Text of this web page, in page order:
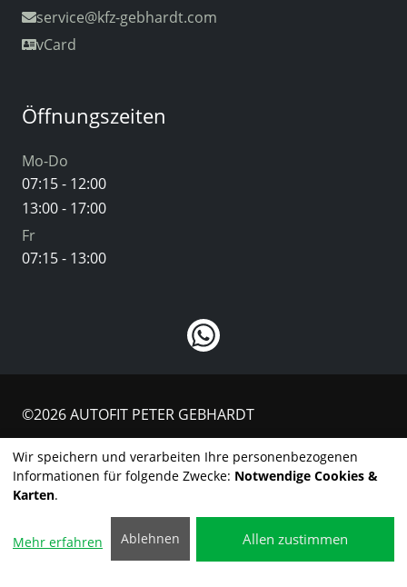
service@kfz-gebhardt.com
vCard
Öffnungszeiten
Mo-Do
07:15 - 12:00
13:00 - 17:00
Fr
07:15 - 13:00
©2026 AUTOFIT PETER GEBHARDT
Kontakt
Impressum
Datenschutzerklärung
Cookie-Einstellungen
Wir speichern und verarbeiten Ihre personenbezogenen
Informationen für folgende Zwecke: Notwendige Cookies &
Karten.
Mehr erfahren Ablehnen Allen zustimmen